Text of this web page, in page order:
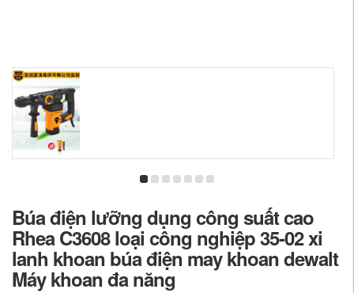
Búa điện lưỡng dụng công suất cao
Rhea C3608 loại công nghiệp 35-02 xi
lanh khoan búa điện may khoan dewalt
Máy khoan đa năng